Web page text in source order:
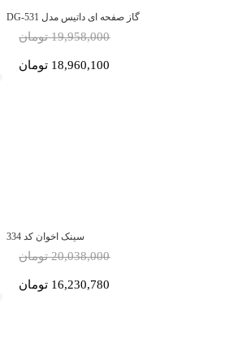
گاز صفحه ای داتیس مدل DG-531
19,958,000 تومان
18,960,100 تومان
سینک اخوان کد 334
20,038,000 تومان
16,230,780 تومان